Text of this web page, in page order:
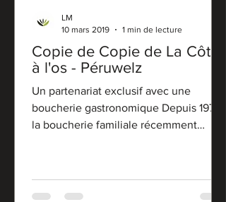
Copie de Copie de La Côte
à l'os - Péruwelz
Un partenariat exclusif avec une
boucherie gastronomique Depuis 1975,
la boucherie familiale récemment
LM
10 mars 2019
1 min de lecture